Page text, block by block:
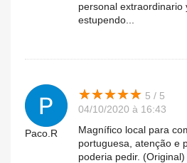
personal
estupendo...
Paco.R
★★★★★
★★★★★ 5 / 5
04/10/2020 à 16:43
Magnífico local para
portuguesa, atenção e
poderia pedir.